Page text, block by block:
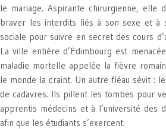
le mariage. Aspirante chirurgienne, elle
braver les interdits liés à son sexe et à
sociale pour suivre en secret des cours
La ville entière d’Édimbourg est
maladie mortelle appelée la fièvre
le monde la craint. Un autre fléau sévit :
de cadavres. Ils pillent les tombes pour
apprentis médecins et à l’université des
afin que les étudiants s’exercent.